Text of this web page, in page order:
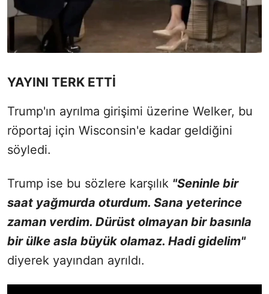
YAYINI TERK ETTİ
Trump'ın ayrılma girişimi üzerine Welker, bu
röportaj için Wisconsin'e kadar geldiğini
söyledi.
Trump ise bu sözlere karşılık "Seninle bir
saat yağmurda oturdum. Sana yeterince
zaman verdim. Dürüst olmayan bir basınla
bir ülke asla büyük olamaz. Hadi gidelim"
diyerek yayından ayrıldı.